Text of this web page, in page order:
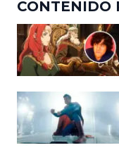
CONTENIDO